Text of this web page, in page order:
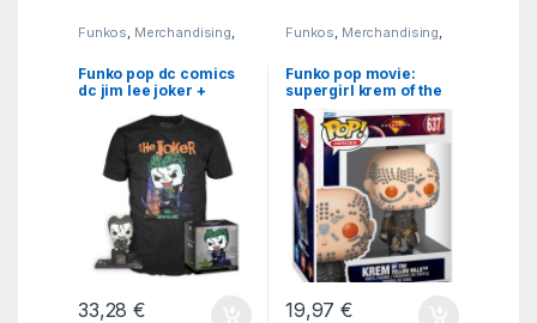
Funkos, Merchandising,
Funko pop dc comics
dc jim lee joker +
33,28€
Funkos, Merchandising,
Funko pop movie:
supergirl krem of the
yellow hills
19,97€